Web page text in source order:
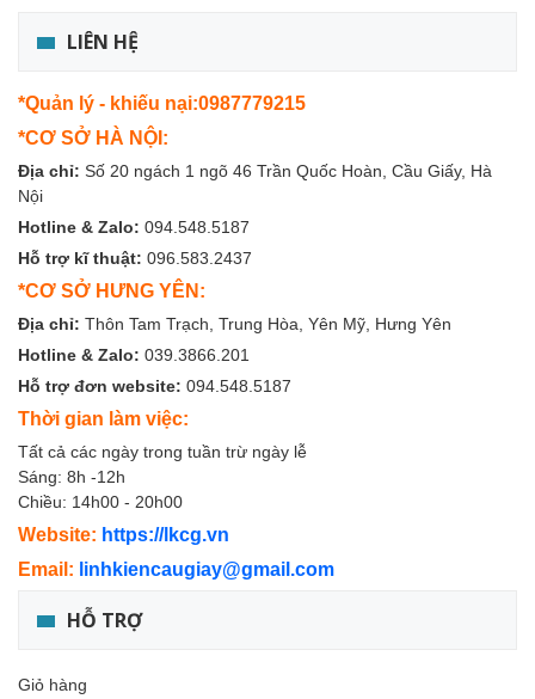
LIÊN HỆ
*Quản lý - khiếu nại:0987779215
*CƠ SỞ HÀ NỘI:
Địa chỉ: Số 20 ngách 1 ngõ 46 Trần Quốc Hoàn, Cầu Giấy, Hà
Nội
Hotline & Zalo: 094.548.5187
Hỗ trợ kĩ thuật: 096.583.2437
*CƠ SỞ HƯNG YÊN:
Địa chỉ: Thôn Tam Trạch, Trung Hòa, Yên Mỹ, Hưng Yên
Hotline & Zalo: 039.3866.201
Hỗ trợ đơn website: 094.548.5187
Thời gian làm việc:
Tất cả các ngày trong tuần trừ ngày lễ
Sáng: 8h -12h
Chiều: 14h00 - 20h00
Website: https://lkcg.vn
Email: linhkiencaugiay@gmail.com
HỖ TRỢ
Giỏ hàng